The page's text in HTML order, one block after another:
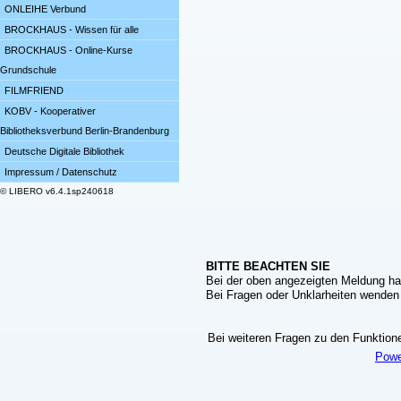
ONLEIHE Verbund
BROCKHAUS - Wissen für alle
BROCKHAUS - Online-Kurse
Grundschule
FILMFRIEND
KOBV - Kooperativer
Bibliotheksverbund Berlin-Brandenburg
Deutsche Digitale Bibliothek
Impressum / Datenschutz
© LIBERO v6.4.1sp240618
BITTE BEACHTEN SIE
Bei der oben angezeigten Meldung
Bei Fragen oder Unklarheiten
Bei weiteren Fragen zu den